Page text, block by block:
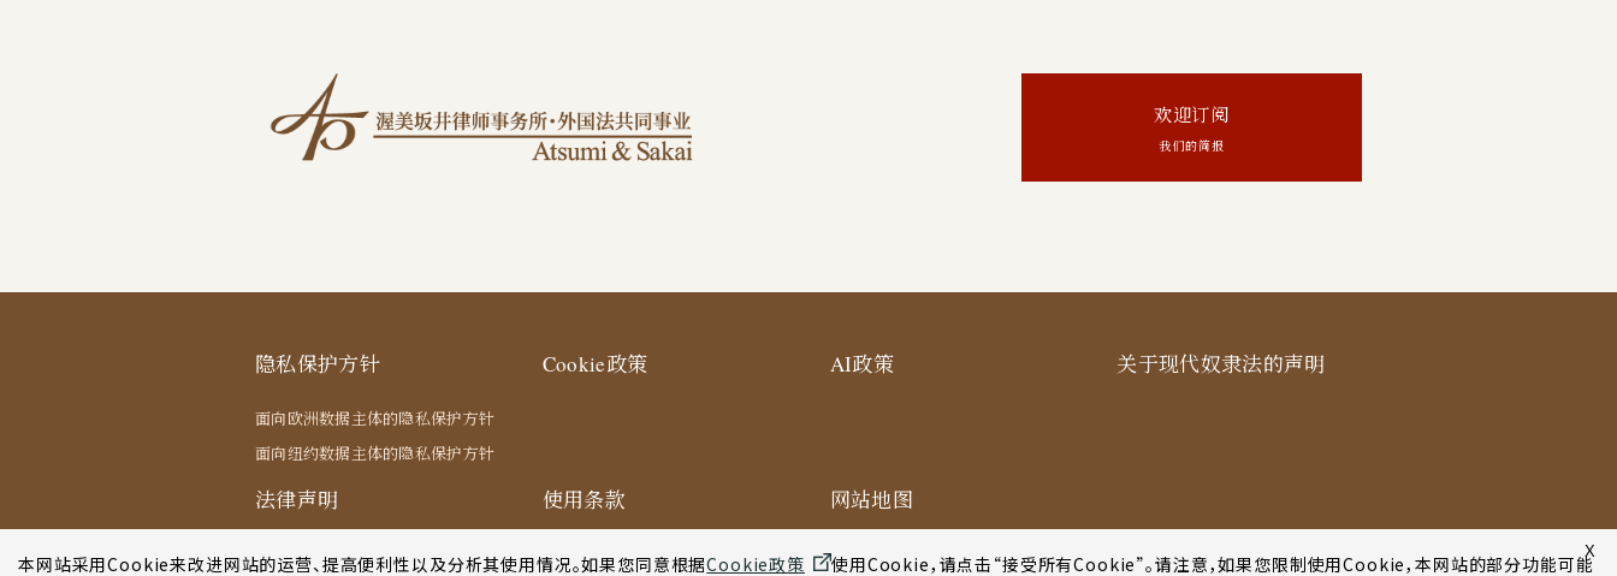
欢迎订阅
我们的简报
隐私保护方针
面向欧洲数据主体的隐私保护方针
面向纽约数据主体的隐私保护方针
Cookie政策 AI政策 关于现代奴隶法的声明
法律声明 使用条款
纽约合作办公室网站使用条款
网站地图
X
本网站采用Cookie来改进网站的运营、提高便利性以及分析其使用情况。如果您同意根据Cookie政策 使用Cookie，请点击“接受所有Cookie”。请注意，如果您限制使用Cookie，本网站的部分功能可能